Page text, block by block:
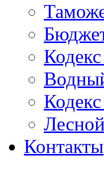
Контакты